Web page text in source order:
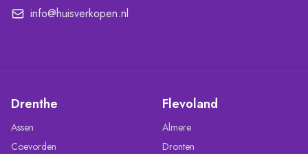
info@huisverkopen.nl
Drenthe
Assen
Coevorden
Flevoland
Almere
Dronten